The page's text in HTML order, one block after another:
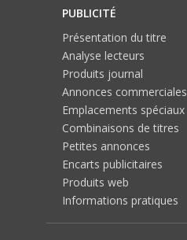
PUBLICITÉ
Présentation du titre
Analyse lecteurs
Produits journal
Annonces commerciales
Emplacements spéciaux
Combinaisons de titres
Petites annonces
Encarts publicitaires
Produits web
Informations pratiques